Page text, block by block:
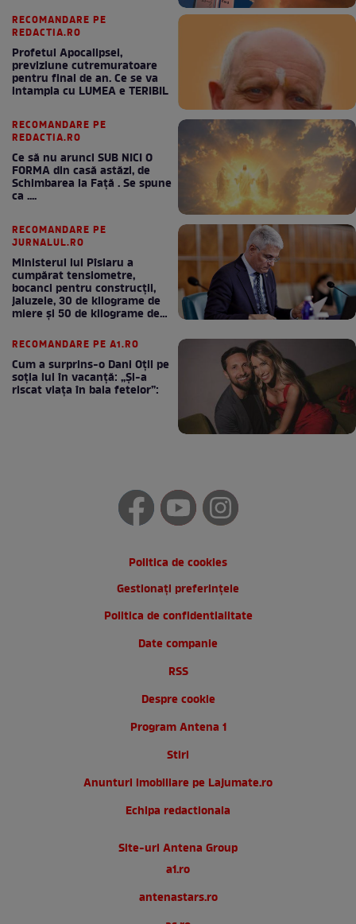
RECOMANDARE PE
REDACTIA.RO
Profetul Apocalipsei,
previziune cutremuratoare
pentru final de an. Ce se va
intampla cu LUMEA e TERIBIL
RECOMANDARE PE
REDACTIA.RO
Ce să nu arunci SUB NICI O
FORMA din casă astăzi, de
Schimbarea la Față . Se spune
ca ....
RECOMANDARE PE
JURNALUL.RO
Ministerul lui Pîslaru a
cumpărat tensiometre,
bocanci pentru construcții,
jaluzele, 30 de kilograme de
miere și 50 de kilograme de
RECOMANDARE PE A1.RO
Cum a surprins-o Dani Oțil pe
soția lui în vacanță: „Și-a
riscat viața în baia fetelor”:
Politica de cookies
Gestionați preferințele
Politica de confidentialitate
Date companie
RSS
Despre cookie
Program Antena 1
Stiri
Anunturi imobiliare pe Lajumate.ro
Echipa redactionala
Site-uri Antena Group
a1.ro
antenastars.ro